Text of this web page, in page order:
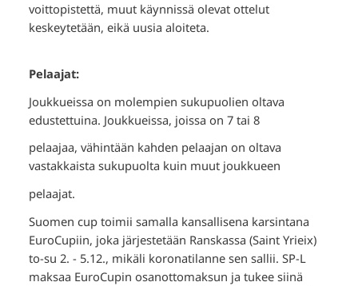
voittopistettä, muut käynnissä olevat ottelut
keskeytetään, eikä uusia aloiteta.
Pelaajat:
Joukkueissa on molempien sukupuolien oltava
edustettuina. Joukkueissa, joissa on 7 tai 8
pelaajaa, vähintään kahden pelaajan on oltava
vastakkaista sukupuolta kuin muut joukkueen
pelaajat.
Suomen cup toimii samalla kansallisena karsintana
EuroCupiin, joka järjestetään Ranskassa (Saint Yrieix)
to-su 2. - 5.12., mikäli koronatilanne sen sallii. SP-L
maksaa EuroCupin osanottomaksun ja tukee siinä